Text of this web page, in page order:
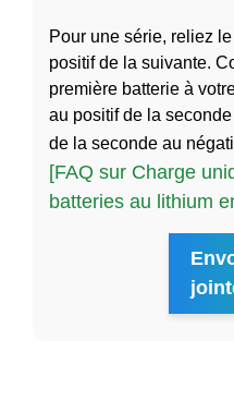
Pour une série, reliez
positif de la suivante.
première batterie à
au positif de la
de la seconde au
[FAQ sur Charge
batteries au lithium